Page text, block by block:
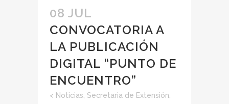
08 JUL
CONVOCATORIA A
LA PUBLICACIÓN
DIGITAL “PUNTO DE
ENCUENTRO”
< Noticias Secretaria de Extensión,